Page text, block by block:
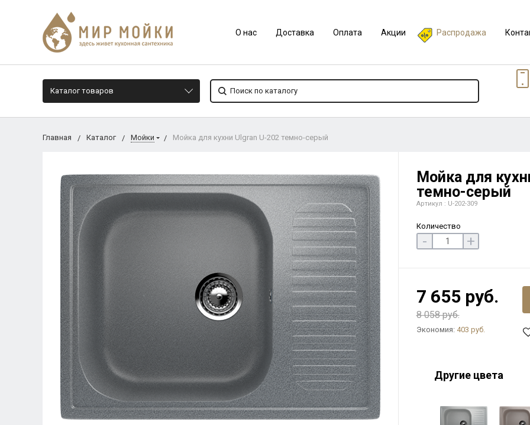
О нас Доставка Оплата Акции Распродажа
Каталог товаров
Главная Каталог Мойки Мойка для кухни Ulgran U-202 темно-серый
Мойка для
темно-серый
Артикул : U-202-309
Количество
- +
7 655 руб.
8 058 руб.
Экономия: 403 руб.
Другие цвета